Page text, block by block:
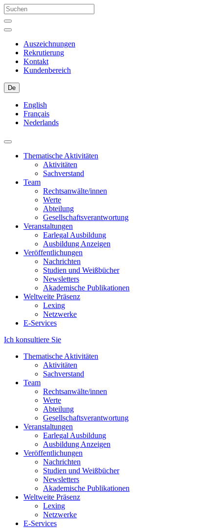
Auszeichnungen
Rekrutierung
Kontakt
Kundenbereich
De
English
Français
Nederlands
Thematische Aktivitäten
Aktivitäten
Sachverstand
Team
Rechtsanwälte/innen
Werte
Abteilung
Gesellschaftsverantwortung
Veranstaltungen
Earlegal Ausbildung
Ausbildung Anzeigen
Veröffentlichungen
Nachrichten
Studien und Weißbücher
Newsletters
Akademische Publikationen
Weltweite Präsenz
Lexing
Netzwerke
E-Services
Ich konsultiere Sie
Thematische Aktivitäten
Aktivitäten
Sachverstand
Team
Rechtsanwälte/innen
Werte
Abteilung
Gesellschaftsverantwortung
Veranstaltungen
Earlegal Ausbildung
Ausbildung Anzeigen
Veröffentlichungen
Nachrichten
Studien und Weißbücher
Newsletters
Akademische Publikationen
Weltweite Präsenz
Lexing
Netzwerke
E-Services